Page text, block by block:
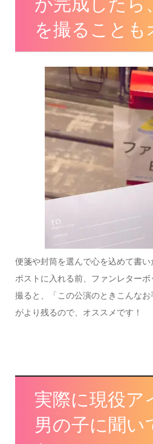
を撮ることも
便箋や封筒を選んで心を込めて書い
ポストに入れる前、ファンレター
撮ると、「この公演のときこんな
がより残るので、オススメです！
実際に現役ア
男の子に聞い